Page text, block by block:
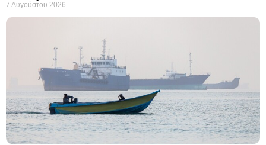
7 Αυγούστου 2026